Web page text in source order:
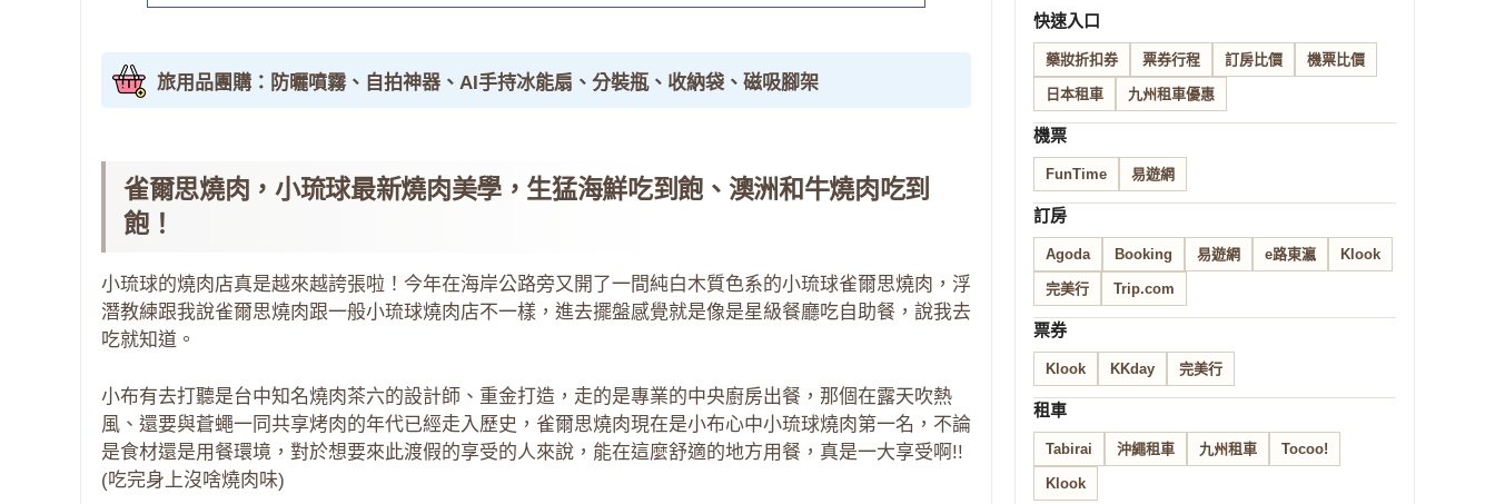
旅用品團購：防曬噴霧、自拍神器、AI手持冰能扇、分裝瓶、收納袋、磁吸腳架
雀爾思燒肉，小琉球最新燒肉美學，生猛海鮮吃到飽、澳洲和牛燒肉吃到
飽！
小琉球的燒肉店真是越來越誇張啦！今年在海岸公路旁又開了一間純白木質色系的小琉球雀爾思燒肉，浮
潛教練跟我說雀爾思燒肉跟一般小琉球燒肉店不一樣，進去擺盤感覺就是像是星級餐廳吃自助餐，說我去
吃就知道。
小布有去打聽是台中知名燒肉茶六的設計師、重金打造，走的是專業的中央廚房出餐，那個在露天吹熱
風、還要與蒼蠅一同共享烤肉的年代已經走入歷史，雀爾思燒肉現在是小布心中小琉球燒肉第一名，不論
是食材還是用餐環境，對於想要來此渡假的享受的人來說，能在這麼舒適的地方用餐，真是一大享受啊!!
(吃完身上沒啥燒肉味)
快速入口
藥妝折扣券 票券行程 訂房比價 機票比價
日本租車 九州租車優惠
機票
FunTime 易遊網
訂房
Agoda Booking 易遊網 e路東瀛 Klook
完美行 Trip.com
票券
Klook KKday 完美行
租車
Tabirai 沖繩租車 九州租車 Tocoo!
Klook